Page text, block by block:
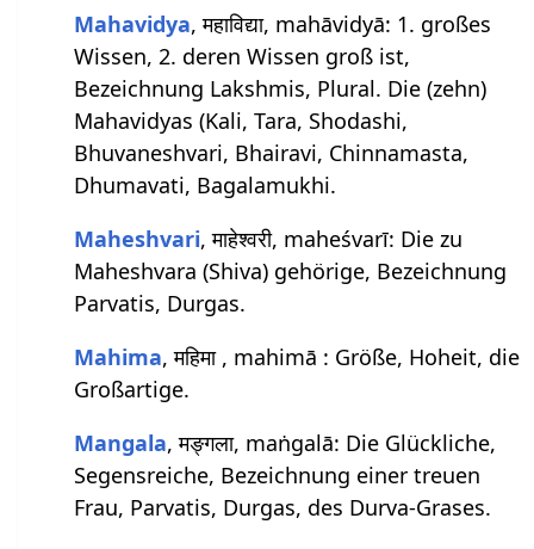
Mahavidya, महाविद्या, mahāvidyā: 1. großes
Wissen, 2. deren Wissen groß ist,
Bezeichnung Lakshmis, Plural. Die (zehn)
Mahavidyas (Kali, Tara, Shodashi,
Bhuvaneshvari, Bhairavi, Chinnamasta,
Dhumavati, Bagalamukhi.
Maheshvari, माहेश्वरी, maheśvarī: Die zu
Maheshvara (Shiva) gehörige, Bezeichnung
Parvatis, Durgas.
Mahima, महिमा , mahimā : Größe, Hoheit, die
Großartige.
Mangala, मङ्गला, maṅgalā: Die Glückliche,
Segensreiche, Bezeichnung einer treuen
Frau, Parvatis, Durgas, des Durva-Grases.